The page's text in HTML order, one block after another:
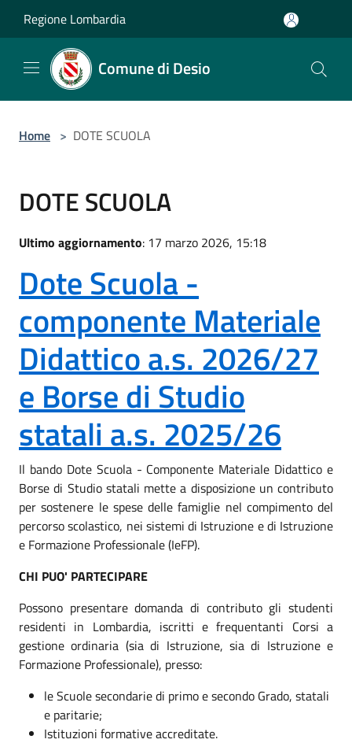
Regione Lombardia
Comune di Desio
Home > DOTE SCUOLA
DOTE SCUOLA
Ultimo aggiornamento: 17 marzo 2026, 15:18
Dote Scuola -
componente Materiale
Didattico a.s. 2026/27
e Borse di Studio
statali a.s. 2025/26
Il bando Dote Scuola - Componente Materiale Didattico e
Borse di Studio statali mette a disposizione un contributo
per sostenere le spese delle famiglie nel compimento del
percorso scolastico, nei sistemi di Istruzione e di Istruzione
e Formazione Professionale (IeFP).
CHI PUO' PARTECIPARE
Possono presentare domanda di contributo gli studenti
residenti in Lombardia, iscritti e frequentanti Corsi a
gestione ordinaria (sia di Istruzione, sia di Istruzione e
Formazione Professionale), presso:
le Scuole secondarie di primo e secondo Grado, statali
e paritarie;
Istituzioni formative accreditate.